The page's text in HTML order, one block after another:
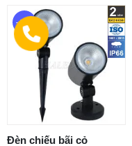
- 57%
Đèn chiếu bãi cỏ